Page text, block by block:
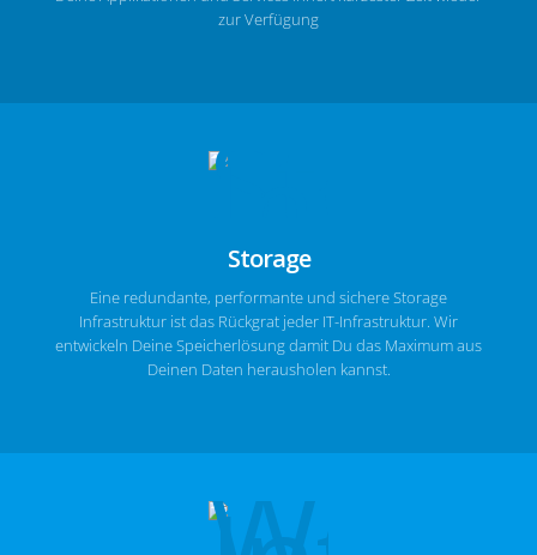
zur Verfügung
Storage
Eine redundante, performante und sichere Storage
Infrastruktur ist das Rückgrat jeder IT-Infrastruktur. Wir
entwickeln Deine Speicherlösung damit Du das Maximum aus
Deinen Daten herausholen kannst.